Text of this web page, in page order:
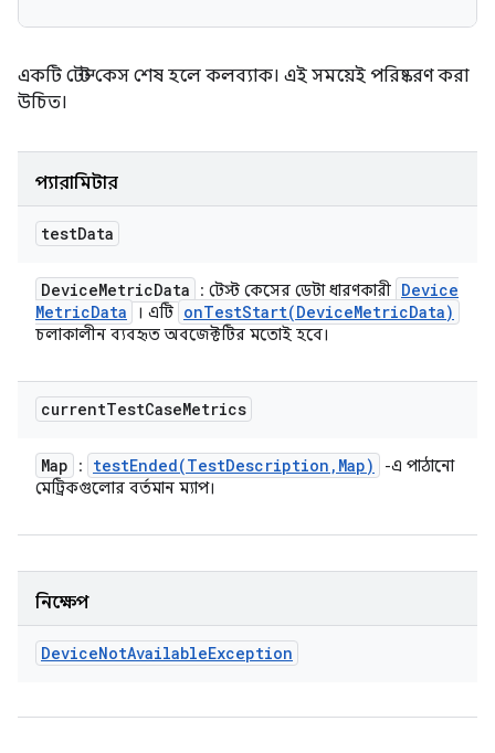
একটি টেস্ট কেস শেষ হলে কলব্যাক। এই সময়েই পরিষ্করণ করা
উচিত।
প্যারামিটার
testData
DeviceMetricData : টেস্ট কেসের ডেটা ধারণকারী Device
MetricData । এটি onTestStart(DeviceMetricData)
চলাকালীন ব্যবহৃত অবজেক্টটির মতোই হবে।
currentTestCaseMetrics
Map : testEnded(TestDescription , Map)
-এ পাঠানো
মেট্রিকগুলোর বর্তমান ম্যাপ।
নিক্ষেপ
DeviceNotAvailableException